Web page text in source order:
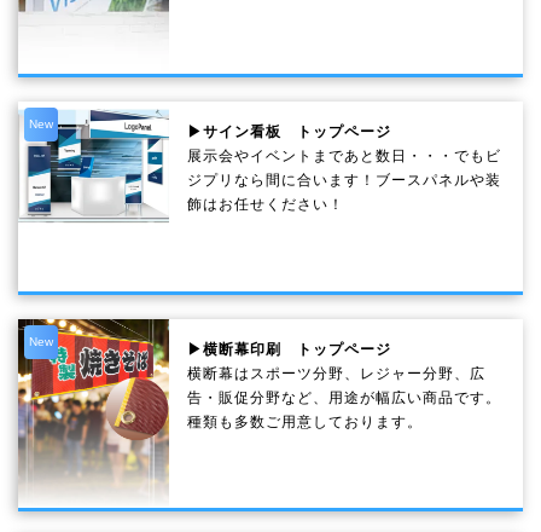
New
▶サイン看板 トップページ
展示会やイベントまであと数日・・・でもビ
ジプリなら間に合います！ブースパネルや装
飾はお任せください！
New
▶横断幕印刷 トップページ
横断幕はスポーツ分野、レジャー分野、広
告・販促分野など、用途が幅広い商品です。
種類も多数ご用意しております。